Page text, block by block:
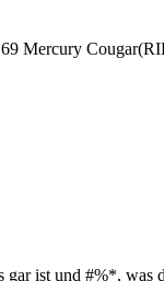
Mercury
gar ist und #%*, was